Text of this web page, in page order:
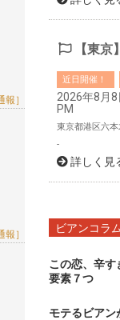
報］
報］
【東京
近日開催！
2026年8月8
PM
東京都港区六
-
詳しく見
ビアンコラム
この恋、辛す
要素７つ
モテるビアン